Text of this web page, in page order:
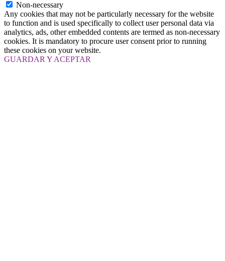
Non-necessary
Any cookies that may not be particularly necessary for the website
to function and is used specifically to collect user personal data via
analytics, ads, other embedded contents are termed as non-necessary
cookies. It is mandatory to procure user consent prior to running
these cookies on your website.
GUARDAR Y ACEPTAR